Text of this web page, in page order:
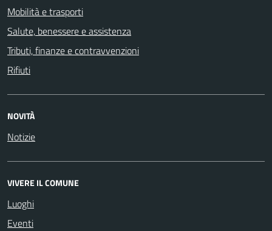
Mobilità e trasporti
Salute, benessere e assistenza
Tributi, finanze e contravvenzioni
Rifiuti
NOVITÀ
Notizie
VIVERE IL COMUNE
Luoghi
Eventi